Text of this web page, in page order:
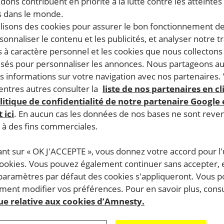
EMAIL PAR
+33 6 76 94 37
weekend
autre demande, contactez le standard au01 53 38 65
COMMUNIQUÉS DE PRESSE
Retrouvez tous les communiqués publiés
dans le monde.
des cookies pour assurer le bon fonctionnement
le contenu et les publicités, et analyser notre
à caractère personnel et les cookies que nous
pour personnaliser les annonces. Nous partageons
informations sur votre navigation avec nos partenaires.
autres consulter la liste de nos partenaires en
de confidentialité de notre partenaire Google
ici. En aucun cas les données de nos bases ne sont
des fins commerciales.
sur « OK J'ACCEPTE », vous donnez votre accord pour
Vous pouvez également continuer sans accepter,
par défaut des cookies s'appliqueront. Vous
modifier vos préférences. Pour en savoir plus,
relative aux cookies d’Amnesty.